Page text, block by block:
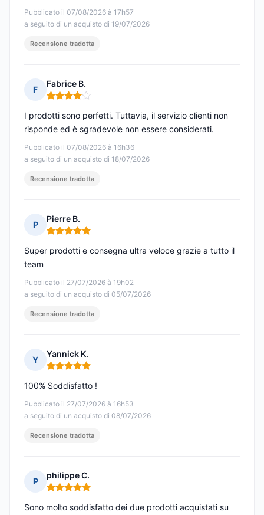
Pubblicato il 07/08/2026 à 17h57
a seguito di un acquisto di 19/07/2026
Recensione tradotta
F
Fabrice B.
Nota: 4 su 5
Pubblicato il 07/08/2026 à 16h36
a seguito di un acquisto di 18/07/2026
I prodotti sono perfetti. Tuttavia, il servizio clienti non
risponde ed è sgradevole non essere considerati.
Recensione tradotta
P
Pierre B.
Nota: 5 su 5
Pubblicato il 27/07/2026 à 19h02
a seguito di un acquisto di 05/07/2026
Super prodotti e consegna ultra veloce grazie a tutto il
team
Recensione tradotta
Y
Yannick K.
Nota: 5 su 5
Pubblicato il 27/07/2026 à 16h53
a seguito di un acquisto di 08/07/2026
100% Soddisfatto !
Recensione tradotta
P
philippe C.
Nota: 5 su 5
Sono molto soddisfatto dei due prodotti acquistati su